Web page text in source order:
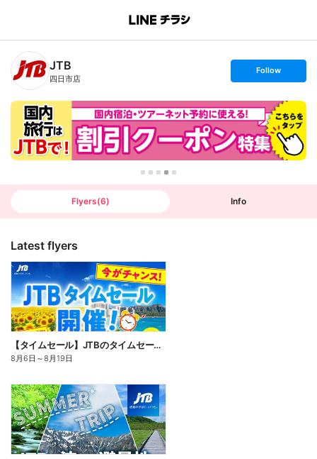
B
n
h
T
JTB
四日市店
s
t
o
l
o
w
Follow
Flyers(6) Info
Latest flyers
【タイムセール】JTBのタイムセール開催中!国内も海外も♪期間限定なのでお見逃しなく!
8月6日 ～8月19日